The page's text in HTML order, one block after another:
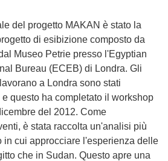
del progetto MAKAN è stato la
di esibizione composto da
Museo Petrie presso l'Egyptian
Bureau (ECEB) di Londra. Gli
a Londra sono stati
questo ha completato il workshop
del 2012. Come
è stata raccolta un'analisi più
in cui approcciare l'esperienza delle
che in Sudan. Questo apre una